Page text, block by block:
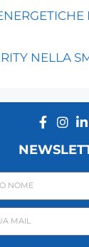
NELLA